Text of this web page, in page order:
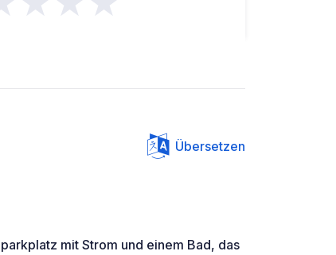
Übersetzen
mit Strom und einem Bad, das